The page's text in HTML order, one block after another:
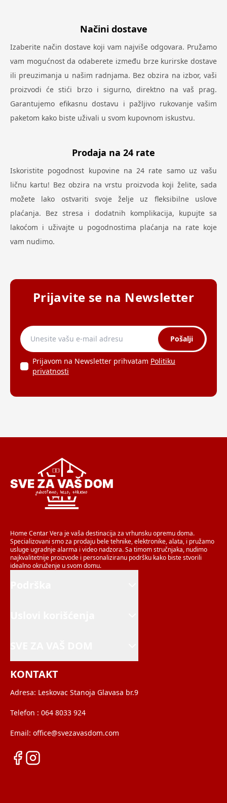
Načini dostave
Izaberite način dostave koji vam najviše odgovara. Pružamo
vam mogućnost da odaberete između brze kurirske dostave
ili preuzimanja u našim radnjama. Bez obzira na izbor, vaši
proizvodi će stići brzo i sigurno, direktno na vaš prag.
Garantujemo efikasnu dostavu i pažljivo rukovanje vašim
paketom kako biste uživali u svom kupovnom iskustvu.
Prodaja na 24 rate
Iskoristite pogodnost kupovine na 24 rate samo uz vašu
ličnu kartu! Bez obzira na vrstu proizvoda koji želite, sada
možete lako ostvariti svoje želje uz fleksibilne uslove
plaćanja. Bez stresa i dodatnih komplikacija, kupujte sa
lakoćom i uživajte u pogodnostima plaćanja na rate koje
vam nudimo.
Prijavite se na Newsletter
Pošalji
Prijavom na Newsletter prihvatam Politiku
privatnosti
Home Centar Vera je vaša destinacija za vrhunsku opremu doma.
Specializovani smo za prodaju bele tehnike, elektronike, alata, i pružamo
usluge ugradnje alarma i video nadzora. Sa timom stručnjaka, nudimo
najkvalitetnije proizvode i personaliziranu podršku kako biste stvorili
idealno okruženje u svom domu.
KONTAKT
Adresa: Leskovac Stanoja Glavasa br.9
Telefon : 064 8033 924
Email: office@svezavasdom.com